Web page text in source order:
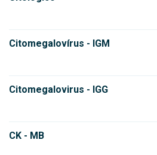
Citomegalovírus - IGM
Citomegalovirus - IGG
CK - MB